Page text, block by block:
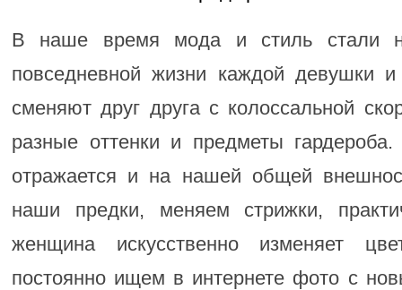
В наше время мода и стиль стали
повседневной жизни каждой девушки
сменяют друг друга с колоссальной
разные оттенки и предметы
отражается и на нашей общей
наши предки, меняем стрижки,
женщина искусственно изменяет
постоянно ищем в интернете фото с